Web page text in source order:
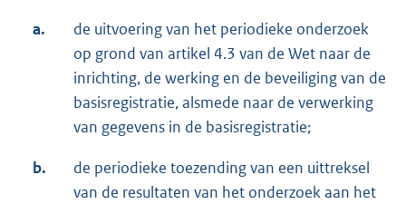
a.
de uitvoering van het periodieke onderzoek
op grond van artikel 4.3 van de Wet naar de
inrichting, de werking en de beveiliging van de
basisregistratie, alsmede naar de verwerking
van gegevens in de basisregistratie;
b.
de periodieke toezending van een uittreksel
van de resultaten van het onderzoek aan het